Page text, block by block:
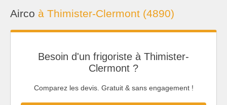
Airco à Thimister-Clermont (4890)
Besoin d'un frigoriste à Thimister-
Clermont ?
Comparez les devis. Gratuit & sans engagement !